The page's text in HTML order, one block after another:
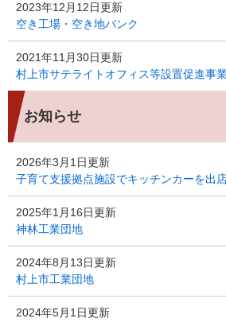
2023年12月12日更新
空き工場・空き地バンク
2021年11月30日更新
村上市サテライトオフィス等設置促進事
お知らせ
2026年3月1日更新
子育て支援拠点施設でキッチンカーを出
2025年1月16日更新
神林工業団地
2024年8月13日更新
村上市工業団地
2024年5月1日更新